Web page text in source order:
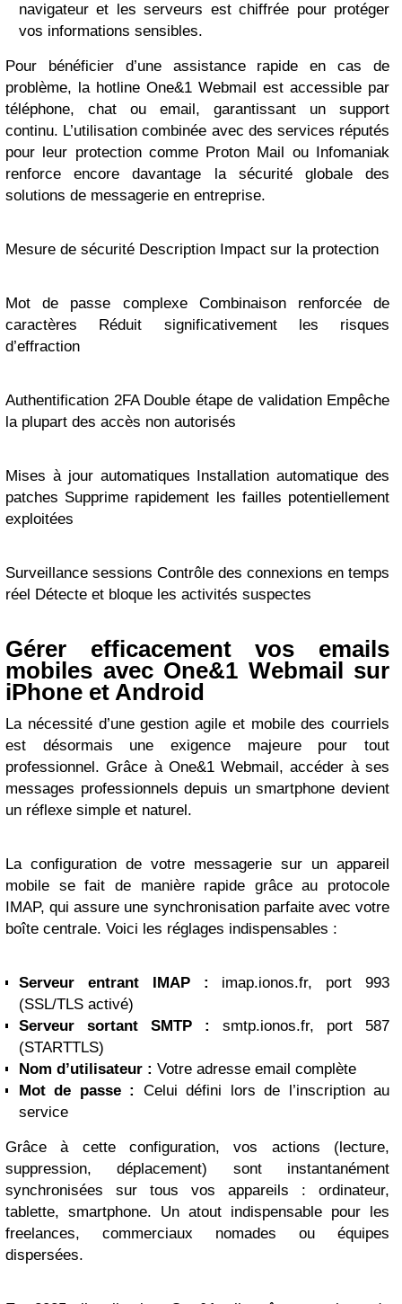
navigateur et les serveurs est chiffrée pour protéger
vos informations sensibles.
Pour bénéficier d’une assistance rapide en cas de
problème, la hotline One&1 Webmail est accessible par
téléphone, chat ou email, garantissant un support
continu. L’utilisation combinée avec des services réputés
pour leur protection comme Proton Mail ou Infomaniak
renforce encore davantage la sécurité globale des
solutions de messagerie en entreprise.
Mesure de sécurité Description Impact sur la protection
Mot de passe complexe Combinaison renforcée de
caractères Réduit significativement les risques
d’effraction
Authentification 2FA Double étape de validation Empêche
la plupart des accès non autorisés
Mises à jour automatiques Installation automatique des
patches Supprime rapidement les failles potentiellement
exploitées
Surveillance sessions Contrôle des connexions en temps
réel Détecte et bloque les activités suspectes
Gérer efficacement vos emails
mobiles avec One&1 Webmail sur
iPhone et Android
La nécessité d’une gestion agile et mobile des courriels
est désormais une exigence majeure pour tout
professionnel. Grâce à One&1 Webmail, accéder à ses
messages professionnels depuis un smartphone devient
un réflexe simple et naturel.
La configuration de votre messagerie sur un appareil
mobile se fait de manière rapide grâce au protocole
IMAP, qui assure une synchronisation parfaite avec votre
boîte centrale. Voici les réglages indispensables :
Serveur entrant IMAP : imap.ionos.fr, port 993
(SSL/TLS activé)
Serveur sortant SMTP :
smtp.ionos.fr, port 587
(STARTTLS)
Nom d’utilisateur : Votre adresse email complète
Mot de passe :
Celui défini lors de l’inscription au
service
Grâce à cette configuration, vos actions (lecture,
suppression, déplacement) sont instantanément
synchronisées sur tous vos appareils : ordinateur,
tablette, smartphone. Un atout indispensable pour les
freelances, commerciaux nomades ou équipes
dispersées.